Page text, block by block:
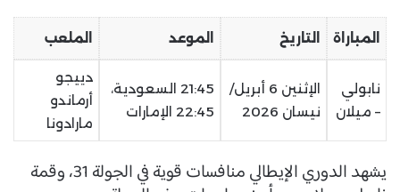
المباراة التاريخ الموعد الملعب
نابولي
– ميلان
الإثنين 6 أبريل/
نيسان 2026
21:45 السعودية،
22:45 الإمارات
دييجو
أرماندو
مارادونا
يشهد الدوري الإيطالي منافسات قوية في الجولة 31، وقمة